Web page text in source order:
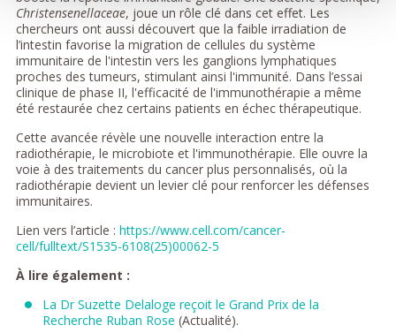
Christensenellaceae, joue un rôle clé dans cet effet. Les
chercheurs ont aussi découvert que la faible irradiation de
l’intestin favorise la migration de cellules du système
immunitaire de l'intestin vers les ganglions lymphatiques
proches des tumeurs, stimulant ainsi l'immunité. Dans l’essai
clinique de phase II, l'efficacité de l'immunothérapie a même
été restaurée chez certains patients en échec thérapeutique.
Cette avancée révèle une nouvelle interaction entre la
radiothérapie, le microbiote et l'immunothérapie. Elle ouvre la
voie à des traitements du cancer plus personnalisés, où la
radiothérapie devient un levier clé pour renforcer les défenses
immunitaires.
Lien vers l’article : https://www.cell.com/cancer-
cell/fulltext/S1535-6108(25)00062-5
À lire également :
La Dr Suzette Delaloge reçoit le Grand Prix de la
Recherche Ruban Rose (Actualité).